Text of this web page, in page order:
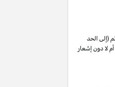
(إلى الحد
لا دون إشعار